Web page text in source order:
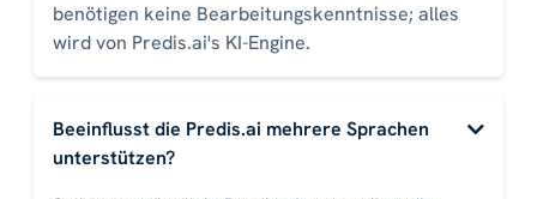
benötigen keine Bearbeitungskenntnisse; alles
wird von Predis.ai's KI-Engine.
Beeinflusst die Predis.ai mehrere Sprachen
unterstützen?